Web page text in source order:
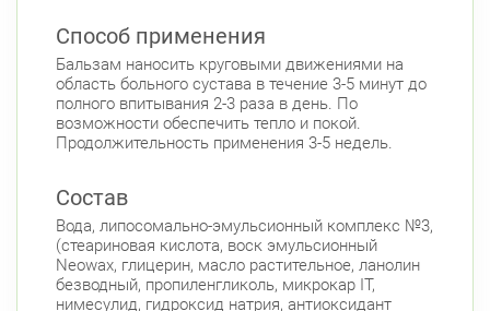
Способ применения
Бальзам наносить круговыми движениями на
область больного сустава в течение 3-5 минут до
полного впитывания 2-3 раза в день. По
возможности обеспечить тепло и покой.
Продолжительность применения 3-5 недель.
Состав
Вода, липосомально-эмульсионный комплекс №3,
(стеариновая кислота, воск эмульсионный
Neowax, глицерин, масло растительное, ланолин
безводный, пропиленгликоль, микрокар IT,
нимесулид, гидроксид натрия, антиоксидант